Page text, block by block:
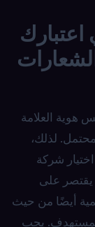
هوية العلامة
لذلك،
شركة
يقتصر على
أيضًا من حيث
يجب